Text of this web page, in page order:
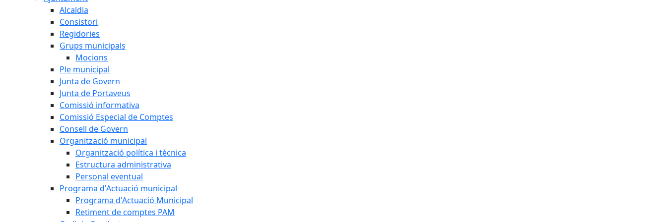
Alcaldia
Consistori
Regidories
Grups municipals
Mocions
Ple municipal
Junta de Govern
Junta de Portaveus
Comissió informativa
Comissió Especial de Comptes
Consell de Govern
Organització municipal
Organització política i tècnica
Estructura administrativa
Personal eventual
Programa d'Actuació municipal
Programa d'Actuació Municipal
Retiment de comptes PAM